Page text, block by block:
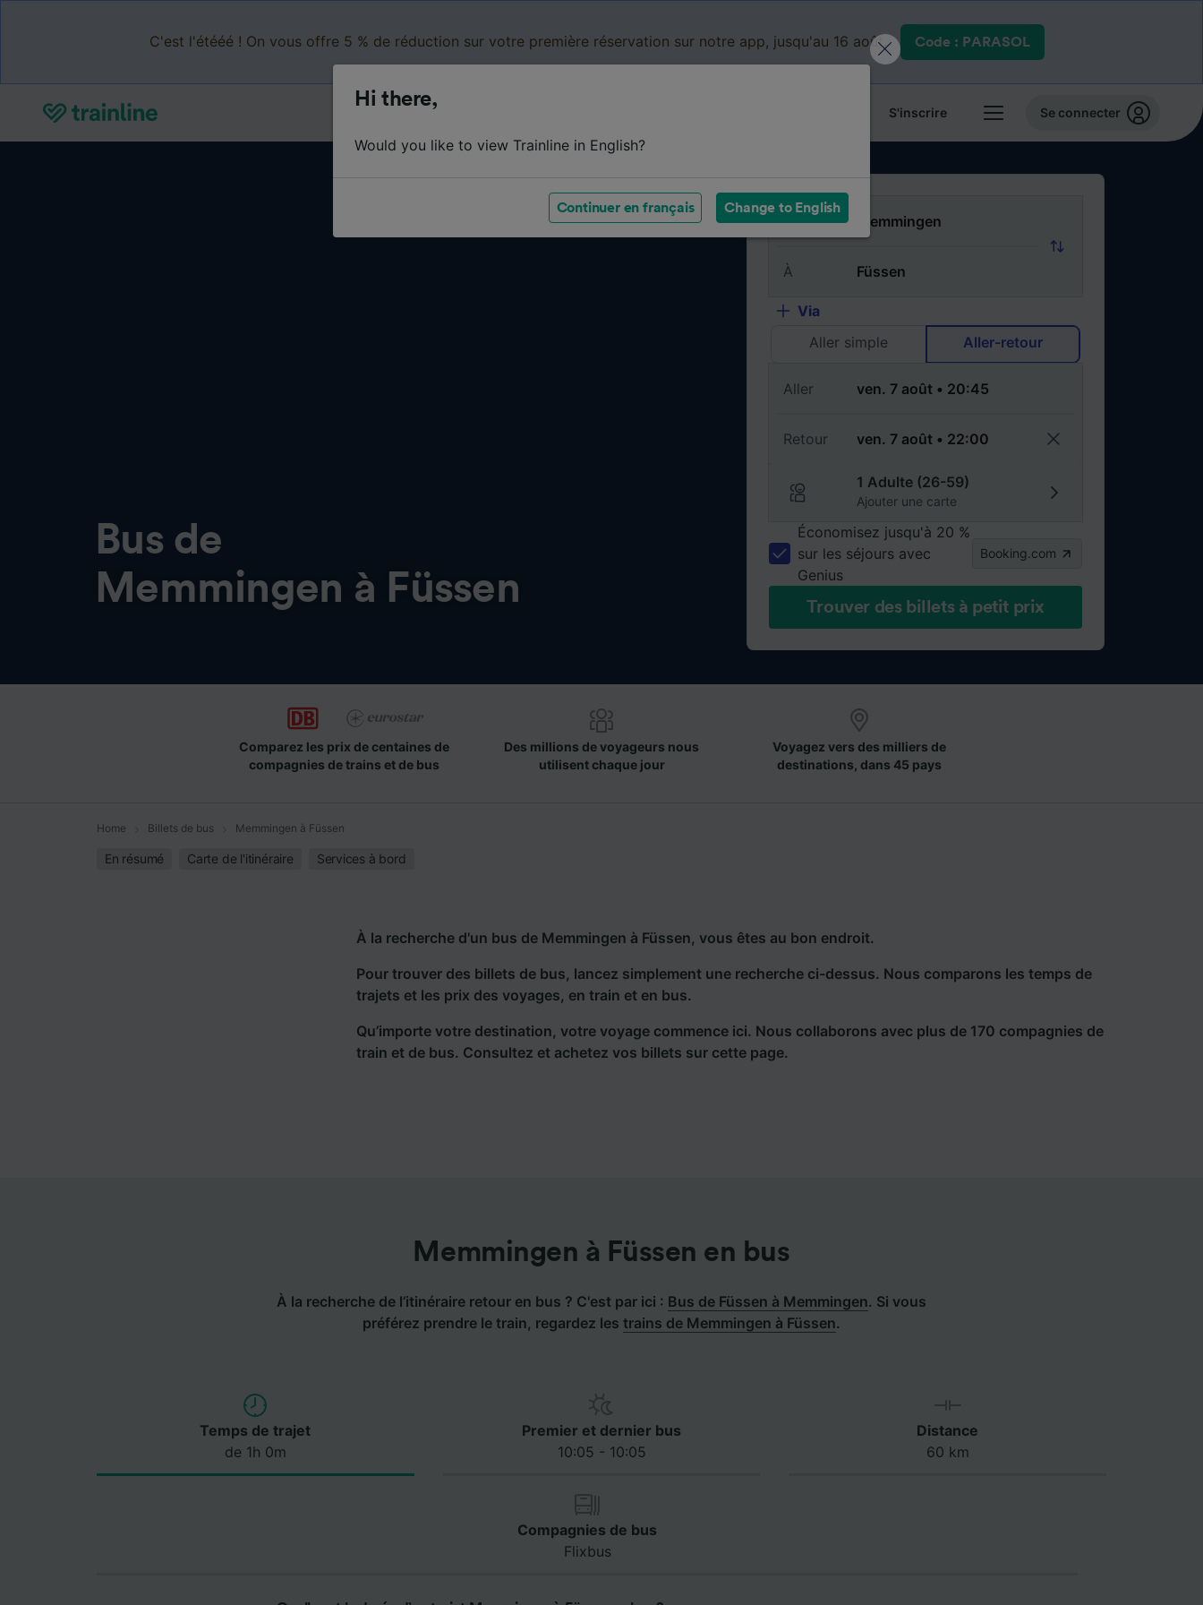
C'est l'étééé ! On vous offre 5 % de réduction sur votre première réservation sur notre app, jusqu'au 16 août. Code : PARASOL
S'inscrire Se connecter
Bus de
Memmingen à Füssen
De
À
Via
Aller simple
Aller-retour
Aller
Retour
1 Adulte (26-59)
Ajouter une carte
Économisez jusqu'à 20 %
sur les séjours avec
Genius
Booking.com
Trouver des billets à petit prix
Comparez les prix de centaines de
compagnies de trains et de bus
Des millions de voyageurs nous
utilisent chaque jour
Voyagez vers des milliers de
destinations, dans 45 pays
Home Billets de bus Memmingen à Füssen
En résumé Carte de l'itinéraire Services à bord
À la recherche d'un bus de Memmingen à Füssen, vous êtes au bon endroit.
Pour trouver des billets de bus, lancez simplement une recherche ci-dessus. Nous comparons les temps de
trajets et les prix des voyages, en train et en bus.
Qu’importe votre destination, votre voyage commence ici. Nous collaborons avec plus de 170 compagnies de
train et de bus. Consultez et achetez vos billets sur cette page.
Memmingen à Füssen en bus
À la recherche de l’itinéraire retour en bus ? C'est par ici : Bus de Füssen à Memmingen. Si vous
préférez prendre le train, regardez les trains de Memmingen à Füssen.
Temps de trajet
de 1h 0m
Premier et dernier bus
10:05 - 10:05
Distance
60 km
Compagnies de bus
Flixbus
Hi there,
Would you like to view Trainline in English?
Continuer en français Change to English